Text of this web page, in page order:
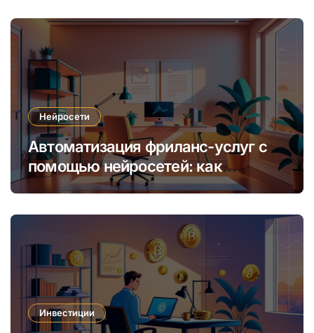
Нейросети
Автоматизация фриланс-услуг с
помощью нейросетей: как
увеличить доход и сократить
Инвестиции